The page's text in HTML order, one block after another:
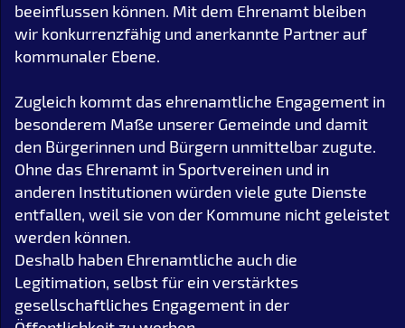
beeinflussen können. Mit dem Ehrenamt bleiben
wir konkurrenzfähig und anerkannte Partner auf
kommunaler Ebene.
Zugleich kommt das ehrenamtliche Engagement in
besonderem Maße unserer Gemeinde und damit
den Bürgerinnen und Bürgern unmittelbar zugute.
Ohne das Ehrenamt in Sportvereinen und in
anderen Institutionen würden viele gute Dienste
entfallen, weil sie von der Kommune nicht geleistet
werden können.
Deshalb haben Ehrenamtliche auch die
Legitimation, selbst für ein verstärktes
gesellschaftliches Engagement in der